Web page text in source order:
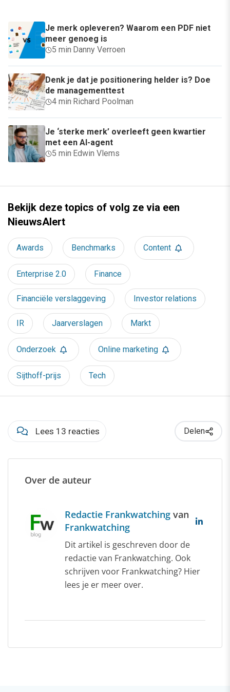
Je merk opleveren? Waarom een PDF niet
meer genoeg is
5 min· Danny Verroen
Denk je dat je positionering helder is? Doe
de managementtest
4 min· Richard Poolman
Je ‘sterke merk’ overleeft geen kwartier
met een AI-agent
5 min· Edwin Vlems
Bekijk deze topics of volg ze via een
NieuwsAlert
Awards Benchmarks Content
Enterprise 2.0 Finance
Financiële verslaggeving Investor relations
IR Jaarverslagen Markt
Onderzoek Online marketing
Sijthoff-prijs Tech
Lees 13 reacties Delen
Over de auteur
Redactie Frankwatching van
Frankwatching
Dit artikel is geschreven door de
redactie van Frankwatching. Ook
schrijven voor Frankwatching? Hier
lees je er meer over.